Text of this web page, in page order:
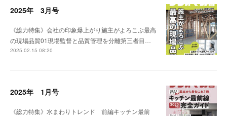
2025年 3月号
《総力特集》会社の印象爆上がり施主がよろこぶ最高
の現場品質01現場監督と品質管理を分離第三者目…
2025.02.15 08:20
2025年 1月号
《総力特集》水まわりトレンド 前編キッチン最前